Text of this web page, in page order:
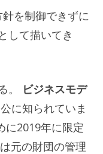
を制御できずに
して描いてき
。
ビジネスモデ
に知られていま
に2019年に限定
元の財団の管理